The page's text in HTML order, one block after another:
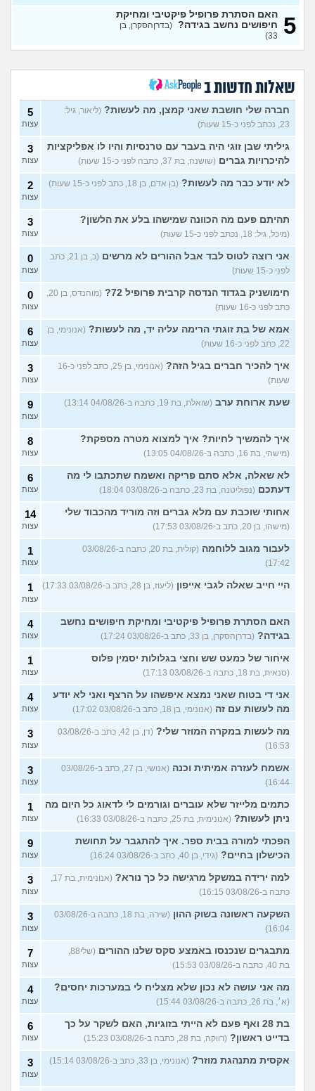
לפני הזמן?
(אנונימית, בת 21) עצות
כשאתם רואים מישהי ברשתות
החברתיות שהכול אצלה סביב
הבילויים, זה מוריד לכם?
כשרבתי עם בת הזוג שלי,
דחפתי אותה מתוך כעס. איך
להתמודד?
(אלכס, שם בדוי, בן
40)
להיפרד?
(עידן, בן 27)
20
עצות
בעיות ביני לבית הזוג, מה
לעשות?
(אנונימי, בן 24)
9
עצות
יוצאת איתו היום לדייט ראשון 3
להתחיל עם בנות בים/ הליכה
בטיילת או מועדון?
26)
8
לוקח אותי לדייטים גרועים
האם להמשיך?
(נטע, בת 21)
17
עצות
עוד שאלות חדשות במדור
5 האם הסתרת פרופיל פיקטיבי ומחיקת
חיפושים נחשב בגידה? (בדרןהסקרן, בן
33)
שאלות חדשות ב
חברה שלי חושבת שאני קמצן, מה לעשות? (ליאור, גיל:
23, נכתב לפני כ-15 שעות)
5
עצות
גיליתי שבן זוגי היה בעבר עם טרנסיות והיו לו אפליקציות
להיכרויות גברים (שושנה, בת 37, כתבה לפני כ-15 שעות)
3
עצות
לא יודע כבר מה לעשות? (בן אדם, בן 18, כתב לפני כ-15 שעות) 2
עצות
תהיתם פעם מה הכוונה שמישהו בלע את הלשון?
(מיכל, גיל: 18, נכתב לפני כ-15 שעות)
3
עצות
אני רוצה לטוס לבד אבל ההורים לא מרשים
(כ, בן 21, כתב
לפני כ-15 שעות)
0
עצות
חימושניק בגדוד הנדסה קרבית פרופיל 72?
(מוהנדס, בן 20,
כתב לפני כ-16 שעות)
0
עצות
אמא של בת זוגתי הרימה עליה יד, מה לעשות? (אנונימי, בן
22, כתב לפני כ-16 שעות)
6
עצות
איך להכיר חברים בגיל הזה?
(אנונימי, בן 25, כתב לפני כ-16
שעות)
3
עצות
שעת ארוחת ערב (שואלת, בת 19, כתבה ב-04/08/26 13:14) 9
עצות
איך להמשיך לחיות? איך למצוא מטרה מספקת?
(מישהי, בת 16, כתבה ב-04/08/26 13:05)
8
עצות
לא שאלה, אלא סתם פריקה ואשמח שתכתבו לי מה
דעתכם (נפוליטנה, בת 23, כתבה ב-03/08/26 18:04)
6
עצות
אחותי שוכבת עם מלא גברים וזה מוריד מהכבוד שלי
(מישהו, בן 20, כתב ב-03/08/26 17:53)
14
עצות
לעבור מגוב ללוחמה
(קולית, בת 20, כתבה ב-03/08/26
17:42)
1
עצות
היי חייב שאלה לגבי אייפון (ליעוז, בן 28, כתב ב-03/08/26 17:33) 1
עצות
האם הסתרת פרופיל פיקטיבי ומחיקת חיפושים נחשב
בגידה? (בדרןהסקרן, בן 33, כתב ב-03/08/26 17:24)
4
עצות
איחור של כמעט שש וחצי בגלולות יסמין פלוס
(סנאית, בת 18, כתבה ב-03/08/26 17:13)
1
עצות
אני די בטוח שאני נמצא איפשהו על הרצף ואני לא יודע
מה לעשות עם זה (אנונימי, בן 18, כתב ב-03/08/26 17:02)
4
עצות
מה לעשות במקרה המוזר שלי?
(דן, בן 42, כתב ב-03/08/26
16:53)
3
עצות
אשמח לעזרה אמיתית וכנה
(אנושי, בן 27, כתב ב-03/08/26
16:44)
3
עצות
כתמים מלייזר שלא עוברים וגורמים לי לדאוג כל היום מה
ניתן לעשות? (אנונימית, בת 25, כתבה ב-03/08/26 16:33)
1
עצות
הפכתי למורה בבית ספר. איך להתגבר על תחושת
הכישלון בחיים? (גידי, בן 40, כתב ב-03/08/26 16:24)
9
עצות
למה ירידה במשקל מרגישה כל כך נורא?
(אנונימית, בת 17,
כתבה ב-03/08/26 16:15)
3
עצות
השקעה ראשונה בשוק ההון
(שירה, בת 18, כתבה ב-03/08/26
16:04)
3
עצות
מתבגרים שנכנסו באמצע סקס שלנו ההורים
(שלי88,
בת 40, כתבה ב-03/08/26 15:53)
7
עצות
מה אני עושה לא נכון שלא מצליח לי במערכות יחסים?
(א׳, בת 26, כתבה ב-03/08/26 15:44)
4
עצות
בת 28 ואף פעם לא הייתי בזוגיות, האם לשקר על כך
בדייט ראשון? (רווקה, בת 28, כתבה ב-03/08/26 15:23)
6
עצות
אקסית מתנהגת מוזר? (אנונימי, בן 33, כתב ב-03/08/26 15:14) 3
עצות